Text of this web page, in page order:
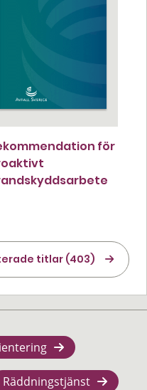
för
titlar (403)
Räddningstjänst